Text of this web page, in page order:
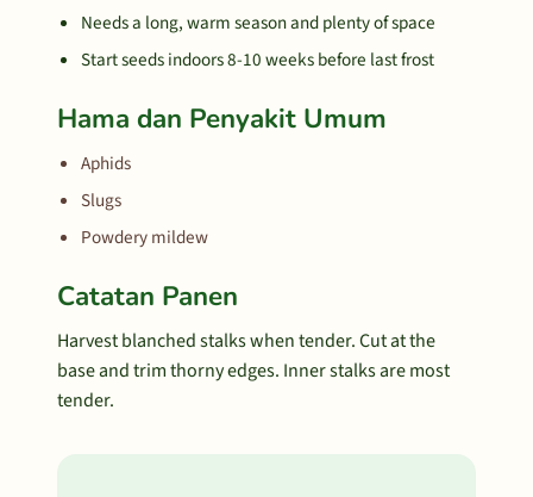
Needs a long, warm season and plenty of space
Start seeds indoors 8-10 weeks before last frost
Hama dan Penyakit Umum
Aphids
Slugs
Powdery mildew
Catatan Panen
Harvest blanched stalks when tender. Cut at the
base and trim thorny edges. Inner stalks are most
tender.